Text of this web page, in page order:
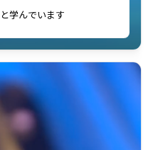
学んでいます
が解けてうれしい」「解く
います